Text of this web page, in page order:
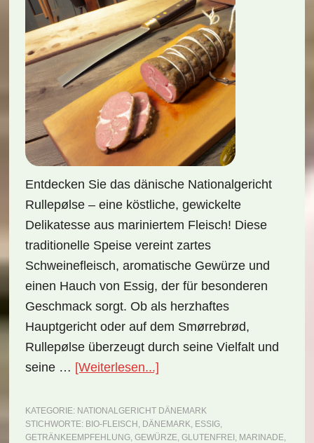
Entdecken Sie das dänische Nationalgericht
Rullepølse – eine köstliche, gewickelte
Delikatesse aus mariniertem Fleisch! Diese
traditionelle Speise vereint zartes
Schweinefleisch, aromatische Gewürze und
einen Hauch von Essig, der für besonderen
Geschmack sorgt. Ob als herzhaftes
Hauptgericht oder auf dem Smørrebrød,
Rullepølse überzeugt durch seine Vielfalt und
seine … [Weiterlesen...]ÜberNationalgericht
Rullepølse
(Rezept)
KATEGORIE: NATIONALGERICHT DÄNEMARK
STICHWORTE: BIO-FLEISCH , DÄNEMARK, ESSIG,
GETRÄNKEEMPFEHLUNG, GEWÜRZE, GLUTENFREI , MARINADE,